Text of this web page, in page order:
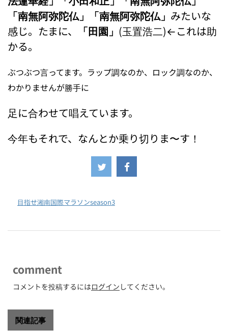
「南無阿弥陀仏」「南無阿弥陀仏」 みたいな
感じ。たまに、
「田園」 (玉置浩二)←これは助
かる。
ぶつぶつ言ってます。ラップ調なのか、ロック調なのか、
わかりませんが勝手に
足に合わせて唱えています。
今年もそれで、なんとか乗り切りま〜す！
目指せ湘南国際マラソンseason3
comment
コメントを投稿するにはログイン してください。
関連記事